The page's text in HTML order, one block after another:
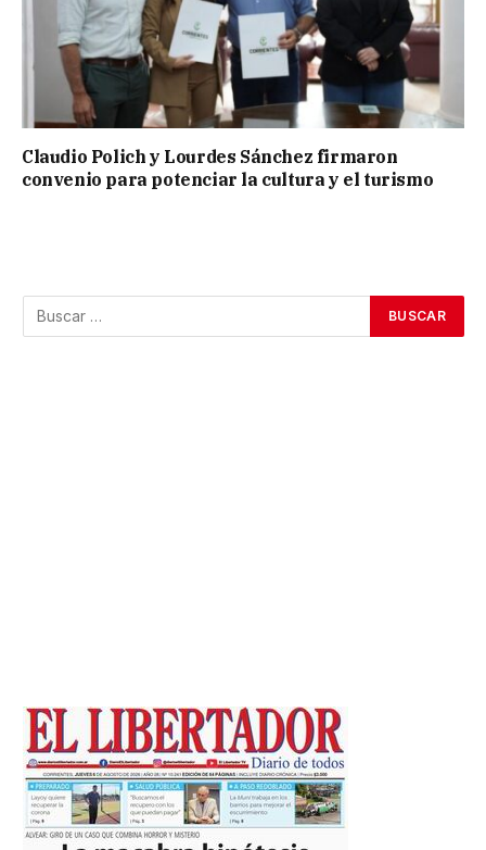
Claudio Polich y Lourdes Sánchez firmaron
convenio para potenciar la cultura y el turismo